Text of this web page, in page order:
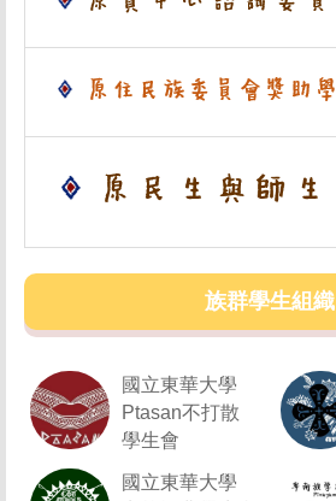
族群學生組織
國立東華大學
Ptasan不打散
學生會
國立東華大學